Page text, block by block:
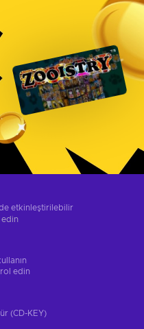
etkinleştirilebilir
edin
(CD-KEY)